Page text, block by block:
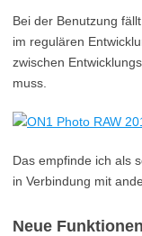
Bei der Benutzung
im regulären
zwischen
muss.
Das empfinde ich als
in Verbindung mit
Neue Funktionen